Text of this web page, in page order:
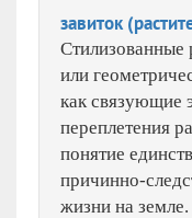
завиток
Стилизованные
или
как связующие
переплетения
понятие
причинно-
жизни на земле.